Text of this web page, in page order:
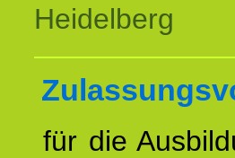
Heidelberg
für die